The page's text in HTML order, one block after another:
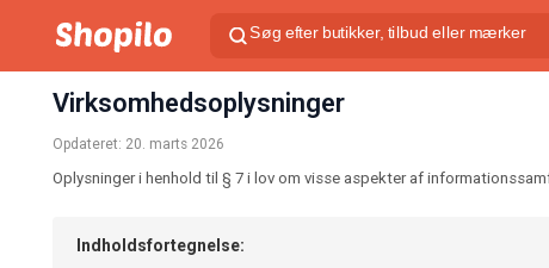
Virksomhedsoplysninger
Opdateret: 20. marts 2026
Oplysninger i henhold til § 7 i lov om visse aspekter af
Indholdsfortegnelse: